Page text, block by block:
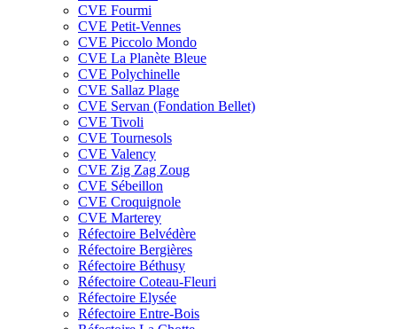
CVE Fourmi
CVE Petit-Vennes
CVE Piccolo Mondo
CVE La Planète Bleue
CVE Polychinelle
CVE Sallaz Plage
CVE Servan (Fondation Bellet)
CVE Tivoli
CVE Tournesols
CVE Valency
CVE Zig Zag Zoug
CVE Sébeillon
CVE Croquignole
CVE Marterey
Réfectoire Belvédère
Réfectoire Bergières
Réfectoire Béthusy
Réfectoire Coteau-Fleuri
Réfectoire Elysée
Réfectoire Entre-Bois